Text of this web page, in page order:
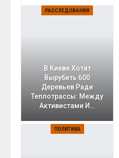
РАССЛЕДОВАНИЯ
В Киеве Хотят
Вырубить 600
Деревьев Ради
Теплотрассы: Между
Активистами И…
ПОЛИТИКА